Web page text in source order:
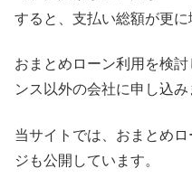
すると、支払い総額が更に
おまとめローン利用を検
ンス以外の会社に申し込み
当サイトでは、おまとめ
ジも公開しています。